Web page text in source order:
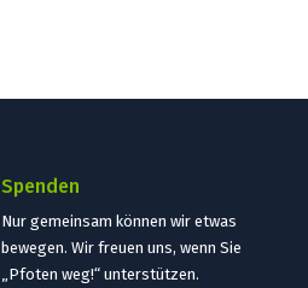
Spenden
Nur gemeinsam können wir etwas
bewegen. Wir freuen uns, wenn Sie
„Pfoten weg!“ unterstützen.